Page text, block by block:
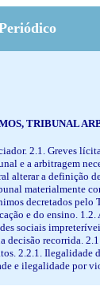
TRIBUNAL
2.1. Greves
e a arbitragem
a definição
materialmente
decretados
e do ensino.
sociais
recorrida.
2.2.1.
e ilegalidade por